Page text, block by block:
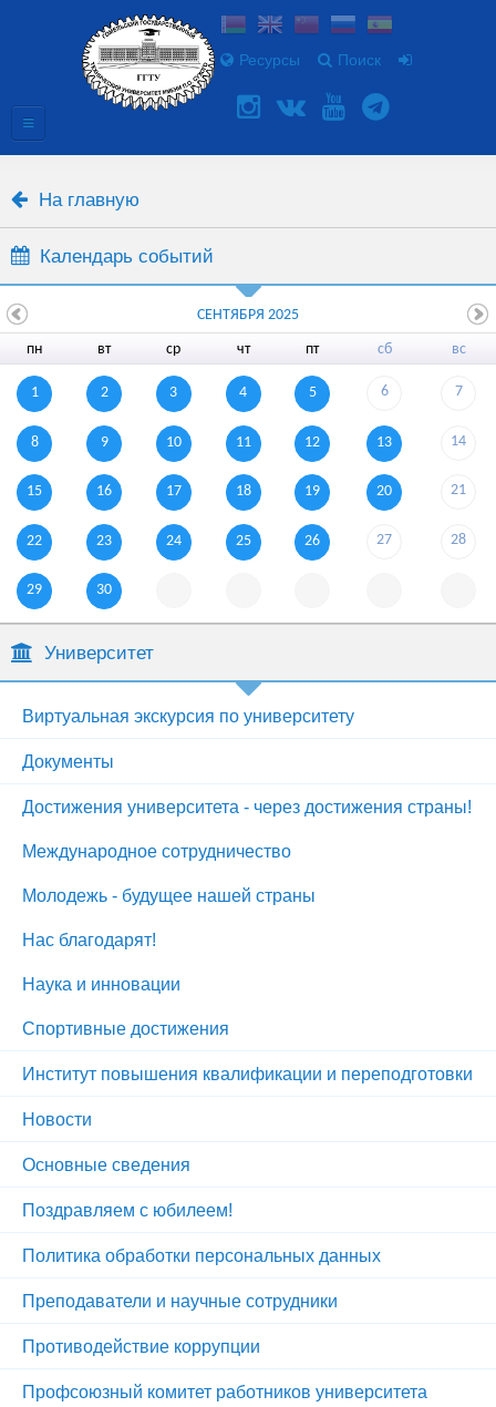
Ресурсы Поиск
На главную
Календарь событий
пн вт ср чт пт сб вс
1 2 3 4 5 6 7
8 9 10 11 12 13 14
15 16 17 18 19 20 21
22 23 24 25 26 27 28
29 30
СЕНТЯБРЯ 2025
Университет
Виртуальная экскурсия по университету
Документы
Достижения университета - через достижения страны!
Международное сотрудничество
Молодежь - будущее нашей страны
Нас благодарят!
Наука и инновации
Спортивные достижения
Институт повышения квалификации и переподготовки
Новости
Основные сведения
Поздравляем с юбилеем!
Политика обработки персональных данных
Преподаватели и научные сотрудники
Противодействие коррупции
Профсоюзный комитет работников университета